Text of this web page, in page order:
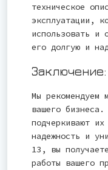
техническое
эксплуатации,
использовать и
его долгую и
Заключение:
Мы рекомендуем
вашего
подчеркивают
надежность и
13, вы
работы вашего